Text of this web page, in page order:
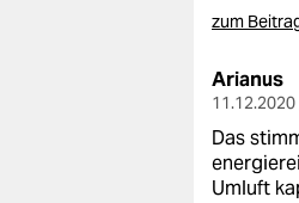
zum
Arianus
Das
Umluft